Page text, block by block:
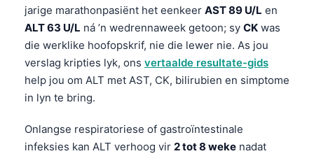
jarige marathonpasiënt het eenkeer AST 89 U/L en
ALT 63 U/L ná ’n wedrennaweek getoon; sy CK was
die werklike hoofopskrif, nie die lewer nie. As jou
verslag kripties lyk, ons vertaalde resultate-gids
help jou om ALT met AST, CK, bilirubien en simptome
in lyn te bring.
Onlangse respiratoriese of gastroïntestinale
infeksies kan ALT verhoog vir 2 tot 8 weke nadat